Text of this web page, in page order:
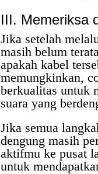
III. Memeriksa
Jika setelah
masih belum
apakah kabel
memungkinkan,
berkualitas untuk
suara yang
Jika semua
dengung masih
aktifmu ke pusat
untuk